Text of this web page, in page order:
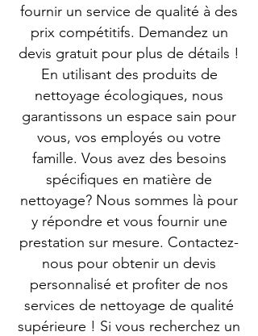
fournir un service de qualité à des
prix compétitifs. Demandez un
devis gratuit pour plus de détails !
En utilisant des produits de
nettoyage écologiques, nous
garantissons un espace sain pour
vous, vos employés ou votre
famille. Vous avez des besoins
spécifiques en matière de
nettoyage? Nous sommes là pour
y répondre et vous fournir une
prestation sur mesure. Contactez-
nous pour obtenir un devis
personnalisé et profiter de nos
services de nettoyage de qualité
supérieure ! Si vous recherchez un